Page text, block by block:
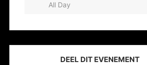
All Day
DEEL DIT EVENEMENT